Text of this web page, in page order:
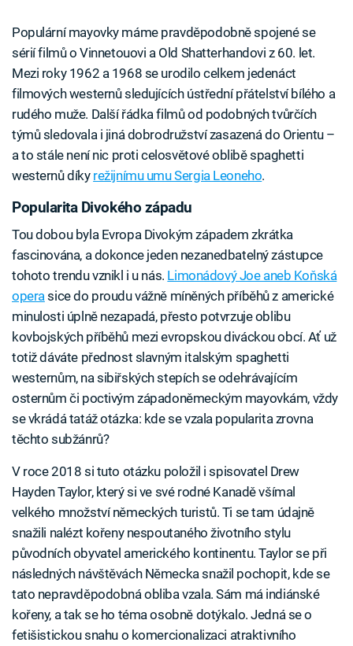
Populární mayovky máme pravděpodobně spojené se
sérií filmů o Vinnetouovi a Old Shatterhandovi z 60. let.
Mezi roky 1962 a 1968 se urodilo celkem jedenáct
filmových westernů sledujících ústřední přátelství bílého a
rudého muže. Další řádka filmů od podobných tvůrčích
týmů sledovala i jiná dobrodružství zasazená do Orientu –
a to stále není nic proti celosvětové oblibě spaghetti
westernů díky režijnímu umu Sergia Leoneho.
Popularita Divokého západu
Tou dobou byla Evropa Divokým západem zkrátka
fascinována, a dokonce jeden nezanedbatelný zástupce
tohoto trendu vznikl i u nás. Limonádový Joe aneb Koňská
opera sice do proudu vážně míněných příběhů z americké
minulosti úplně nezapadá, přesto potvrzuje oblibu
kovbojských příběhů mezi evropskou diváckou obcí. Ať už
totiž dáváte přednost slavným italským spaghetti
westernům, na sibiřských stepích se odehrávajícím
osternům či poctivým západoněmeckým mayovkám, vždy
se vkrádá tatáž otázka: kde se vzala popularita zrovna
těchto subžánrů?
V roce 2018 si tuto otázku položil i spisovatel Drew
Hayden Taylor, který si ve své rodné Kanadě všímal
velkého množství německých turistů. Ti se tam údajně
snažili nalézt kořeny nespoutaného životního stylu
původních obyvatel amerického kontinentu. Taylor se při
následných návštěvách Německa snažil pochopit, kde se
tato nepravděpodobná obliba vzala. Sám má indiánské
kořeny, a tak se ho téma osobně dotýkalo. Jedná se o
fetišistickou snahu o komercionalizaci atraktivního